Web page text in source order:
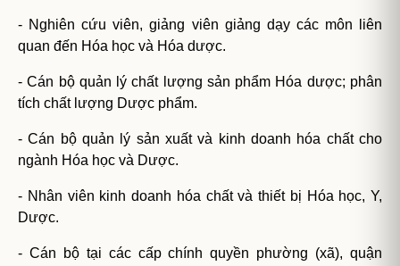
- Nghiên cứu viên, giảng viên giảng dạy các môn liên
quan đến Hóa học và Hóa dược.
- Cán bộ quản lý chất lượng sản phẩm Hóa dược; phân
tích chất lượng Dược phẩm.
- Cán bộ quản lý sản xuất và kinh doanh hóa chất cho
ngành Hóa học và Dược.
- Nhân viên kinh doanh hóa chất và thiết bị Hóa học, Y,
Dược.
- Cán bộ tại các cấp chính quyền phường (xã), quận